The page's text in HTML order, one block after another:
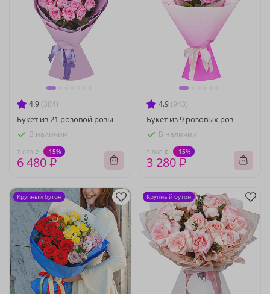
4.9 (384)
Букет из 21 розовой розы
В наличии
7 620 ₽ -15%
6 480 ₽
4.9 (943)
Букет из 9 розовых роз
В наличии
3 860 ₽ -15%
3 280 ₽
Крупный бутон Крупный бутон